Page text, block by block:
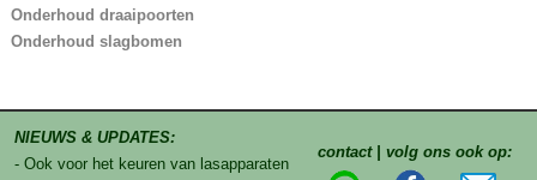
Onderhoud draaipoorten
Onderhoud slagbomen
NIEUWS & UPDATES:
- Ook voor het keuren van lasapparaten
contact | volg ons ook op: